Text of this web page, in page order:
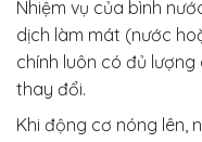
Nhiệm vụ của bình
dịch làm mát (nước
chính luôn có đủ
thay đổi.
Khi động cơ nóng lên,